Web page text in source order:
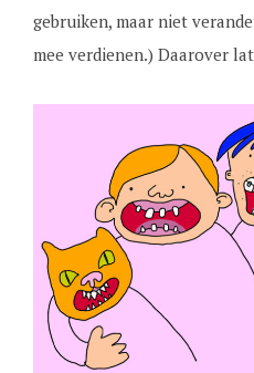
gebruiken, maar niet
mee verdienen.) Daarover